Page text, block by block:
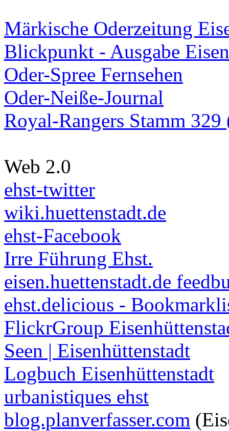
Märkische Oderzeitung
Blickpunkt - Ausgabe
Oder-Spree Fernsehen
Oder-Neiße-Journal
Royal-Rangers Stamm
Web 2.0
ehst-twitter
wiki.huettenstadt.de
ehst-Facebook
Irre Führung Ehst.
eisen.huettenstadt.de
ehst.delicious -
FlickrGroup
Seen | Eisenhüttenstadt
Logbuch Eisenhüttenstadt
urbanistiques ehst
blog.planverfasser.com